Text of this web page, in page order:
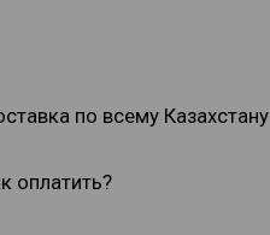
по всему Казахстану
оплатить?